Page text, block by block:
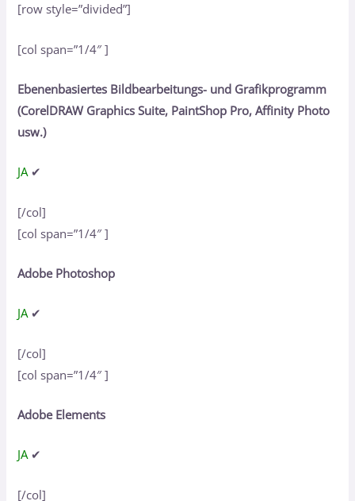
[row style=”divided”]
[col span=”1/4″ ]
Ebenenbasiertes Bildbearbeitungs- und Grafikprogramm
(CorelDRAW Graphics Suite, PaintShop Pro, Affinity Photo
usw.)
JA ✔
[/col]
[col span=”1/4″ ]
Adobe Photoshop
JA ✔
[/col]
[col span=”1/4″ ]
Adobe Elements
JA ✔
[/col]